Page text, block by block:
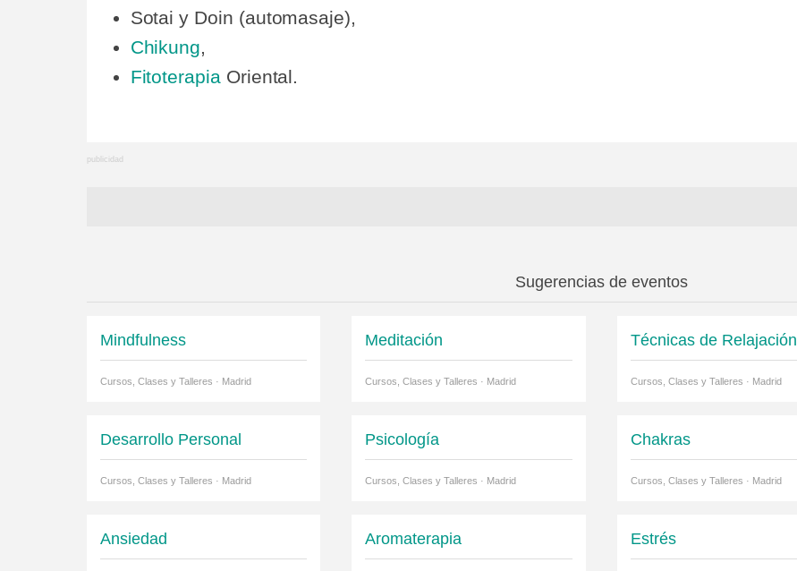
Sotai y Doin (automasaje),
Chikung,
FitoterapiaOriental.
Sugerencias de eventos
Mindfulness
Cursos, Clases y Talleres · Madrid
Meditación
Cursos, Clases y Talleres · Madrid
Técnicas de Relajación
Cursos, Clases y Talleres · Madrid
Desarrollo Personal
Cursos, Clases y Talleres · Madrid
Psicología
Cursos, Clases y Talleres · Madrid
Chakras
Cursos, Clases y Talleres · Madrid
Ansiedad Aromaterapia Estrés